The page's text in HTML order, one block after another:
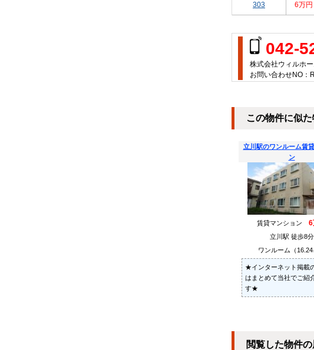
303 6万円
042-
株式会社ウィルホ
お問い合わせNO：
この物件に似
立川駅のワンルーム賃
ン
賃貸マンション 6
立川駅 徒歩8分
ワンルーム（16.24
★インターネット掲載
はまとめて当社でご紹
す★
閲覧した物件